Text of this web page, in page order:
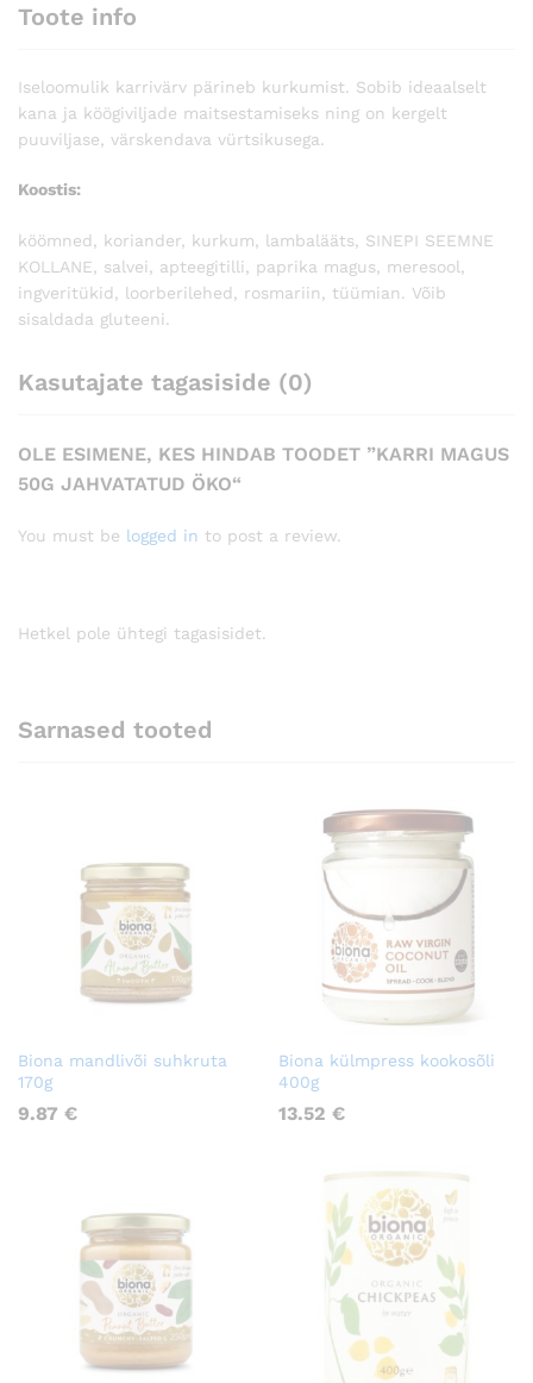
Toote info
Iseloomulik karrivärv pärineb kurkumist. Sobib ideaalselt
kana ja köögiviljade maitsestamiseks ning on kergelt
puuviljase, värskendava vürtsikusega.
Koostis:
köömned, koriander, kurkum, lambalääts, SINEPI SEEMNE
KOLLANE, salvei, apteegitilli, paprika magus, meresool,
ingveritükid, loorberilehed, rosmariin, tüümian. Võib
sisaldada gluteeni.
Kasutajate tagasiside (0)
OLE ESIMENE, KES HINDAB TOODET ”KARRI MAGUS
50G JAHVATATUD ÖKO“
You must be logged in to post a review.
Hetkel pole ühtegi tagasisidet.
Sarnased tooted
Biona mandlivõi suhkruta
170g
9.87 €
Biona külmpress kookosõli
400g
13.52 €